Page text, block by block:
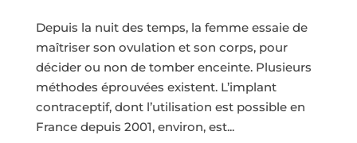
Depuis la nuit des temps, la femme essaie de
maîtriser son ovulation et son corps, pour
décider ou non de tomber enceinte. Plusieurs
méthodes éprouvées existent. L’implant
contraceptif, dont l’utilisation est possible en
France depuis 2001, environ, est...